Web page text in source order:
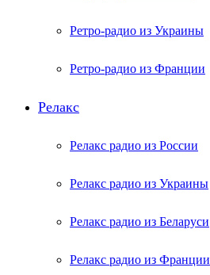
Ретро-радио из Украины
Ретро-радио из Франции
Релакс
Релакс радио из России
Релакс радио из Украины
Релакс радио из Беларуси
Релакс радио из Франции